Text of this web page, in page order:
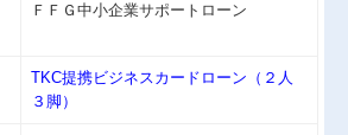
ＦＦＧ中小企業サポートローン
TKC提携ビジネスカードローン（２人
３脚）